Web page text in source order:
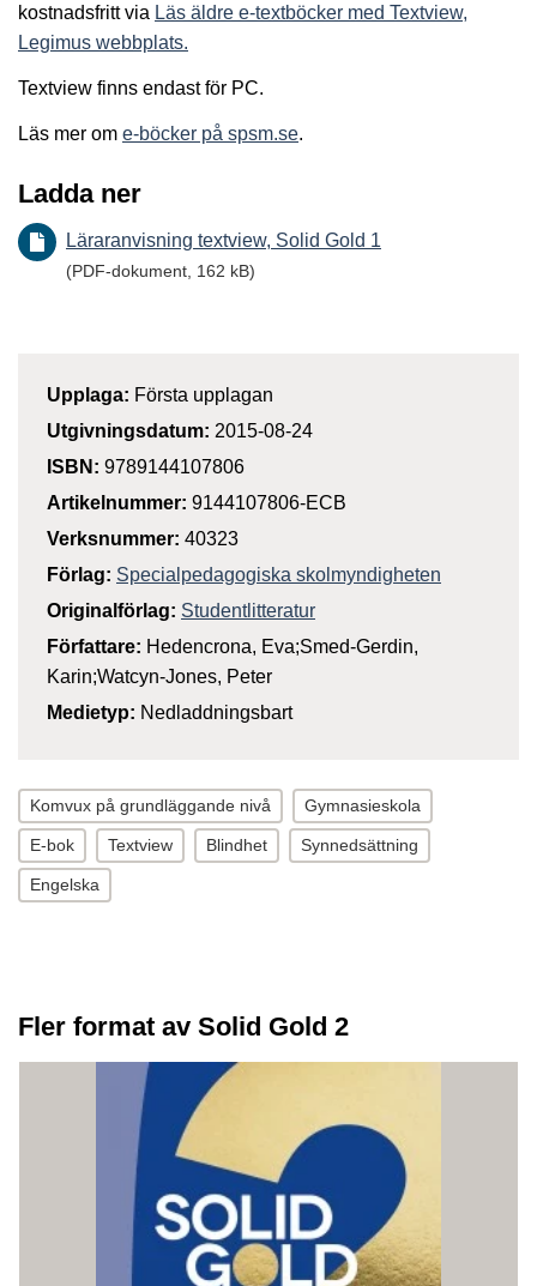
kostnadsfritt via Läs äldre e-textböcker med Textview,
Legimus webbplats.
Textview finns endast för PC.
Läs mer om e-böcker på spsm.se.
Ladda ner
Läraranvisning textview, Solid Gold 1
(PDF-dokument, 162 kB)
Upplaga: Första upplagan
Utgivningsdatum: 2015-08-24
ISBN: 9789144107806
Artikelnummer: 9144107806-ECB
Verksnummer: 40323
Förlag: Specialpedagogiska skolmyndigheten
Originalförlag: Studentlitteratur
Författare: Hedencrona, Eva;Smed-Gerdin,
Karin;Watcyn-Jones, Peter
Medietyp: Nedladdningsbart
Komvux på grundläggande nivå Gymnasieskola
E-bok Textview Blindhet Synnedsättning
Engelska
Fler format av Solid Gold 2